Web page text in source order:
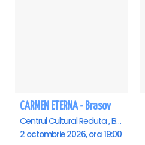
CARMEN ETERNA - Brasov
Centrul Cultural Reduta , Brasov
2 octombrie 2026, ora 19:00